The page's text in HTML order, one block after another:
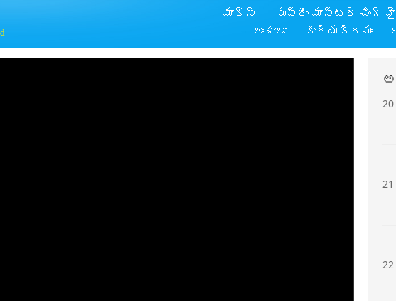
మాక్స్ సుప్రీం మాస్టర్ చింగ్ హై
అంశాలు
కార్యక్రమం 19
20
21
22